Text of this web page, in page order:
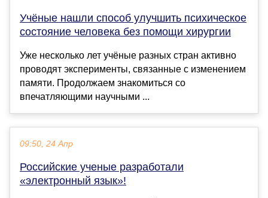
Учёные нашли способ улучшить психическое
состояние человека без помощи хирургии
Уже несколько лет учёные разных стран активно
проводят эксперименты, связанные с изменением
памяти. Продолжаем знакомиться со
впечатляющими научными ...
09:50, 24 Апр
Российские ученые разработали
«электронный язык»!